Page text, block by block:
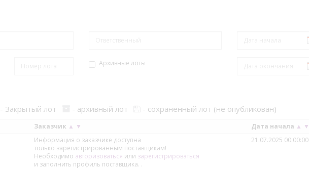
Архивные лоты
- Закрытый лот - архивный лот - сохраненный лот (не опубликован)
Заказчик ▲ ▼ Дата начала ▲ ▼
Информация о заказчике доступна
только зарегистрированным поставщикам!
Необходимо авторизоваться или зарегистрироваться
и заполнить профиль поставщика. .
21.07.2025 00:00:00